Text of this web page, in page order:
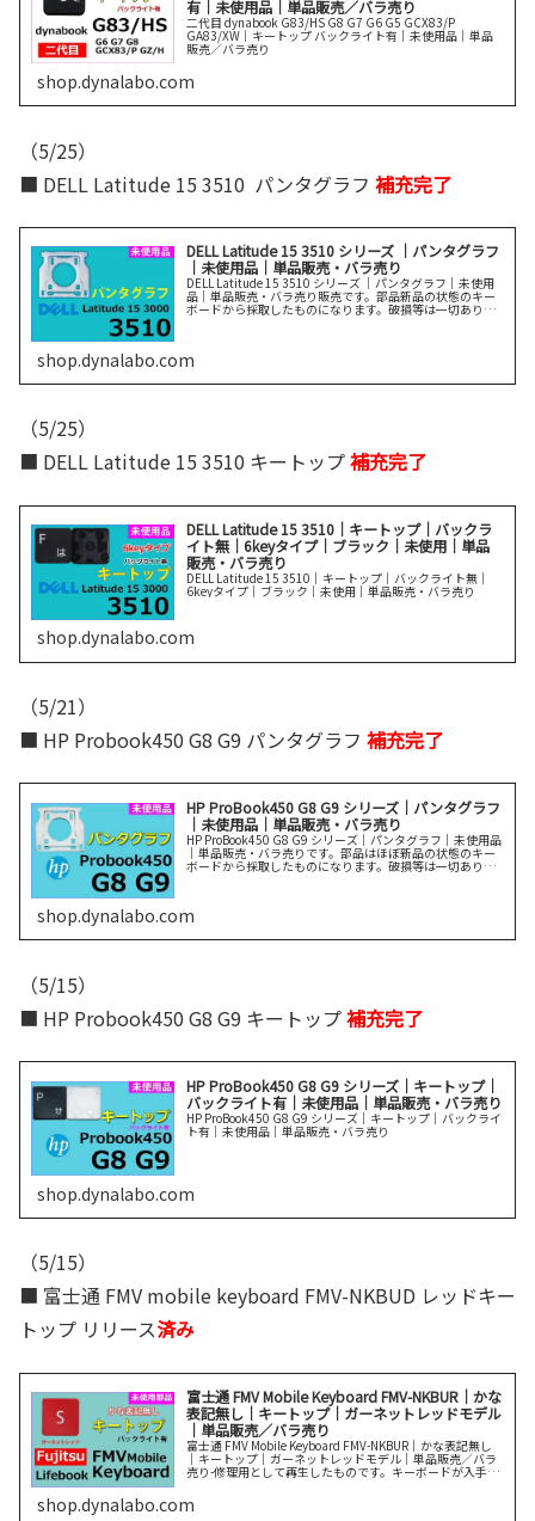
有｜未使用品｜単品販売／バラ売り
二代目 dynabook G83/HS G8 G7 G6 G5 GCX83/P
GA83/XW｜キートップ バックライト有｜未使用品｜単品
販売／バラ売り
shop.dynalabo.com
（5/25）
■ DELL Latitude 15 3510 パンタグラフ 補充完了
DELL Latitude 15 3510 シリーズ ｜パンタグラフ
｜未使用品｜単品販売・バラ売り
DELL Latitude 15 3510 シリーズ ｜パンタグラフ｜未使用
品｜単品販売・バラ売り販売です。部品新品の状態のキー
ボードから採取したものになります。破損等は一切ありま
shop.dynalabo.com
（5/25）
■ DELL Latitude 15 3510 キートップ補充完了
DELL Latitude 15 3510｜キートップ｜バックラ
イト無｜6keyタイプ｜ブラック｜未使用｜単品
販売・バラ売り
DELL Latitude 15 3510｜キートップ｜バックライト無｜
6keyタイプ｜ブラック｜未使用｜単品販売・バラ売り
shop.dynalabo.com
（5/21）
■ HP Probook450 G8 G9 パンタグラフ 補充完了
HP ProBook450 G8 G9 シリーズ｜パンタグラフ
｜未使用品｜単品販売・バラ売り
HP ProBook450 G8 G9 シリーズ｜パンタグラフ｜未使用品
｜単品販売・バラ売りです。部品はほぼ新品の状態のキー
ボードから採取したものになります。破損等は一切ありま
shop.dynalabo.com
（5/15）
■ HP Probook450 G8 G9 キートップ補充完了
HP ProBook450 G8 G9 シリーズ｜キートップ｜
バックライト有｜未使用品｜単品販売・バラ売り
HP ProBook450 G8 G9 シリーズ｜キートップ｜バックライ
ト有｜未使用品｜単品販売・バラ売り
shop.dynalabo.com
（5/15）
■ 富士通 FMV mobile keyboard FMV-NKBUD レッドキー
トップ リリース済み
富士通 FMV Mobile Keyboard FMV-NKBUR｜かな
表記無し｜キートップ｜ガーネットレッドモデル
｜単品販売／バラ売り
富士通 FMV Mobile Keyboard FMV-NKBUR｜かな表記無し
｜キートップ｜ガーネットレッドモデル｜単品販売／バラ
売り-修理用として再生したものです。キーボードが入手で
い続きを読む
shop.dynalabo.com